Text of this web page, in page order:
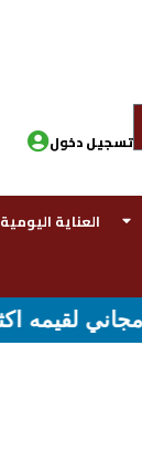
تسجيل دخول
العناية اليومية